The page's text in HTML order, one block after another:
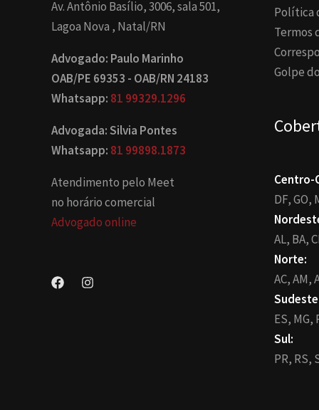
Av. Antônio Basílio, 3006, sala 501,
Lagoa Nova , Natal/RN
Advogado: Paulo Marinho
OAB/PE 69353 - OAB/RN 24183
Whatsapp: 81 99329.1296
Advogada: Silvia Pontes
Whatsapp: 81 99898.1873
Atendimento pelo Meet
no horário comercial
Advogado online
Política
Termos
Golpe
Centro-
DF,GO,
AL, BA,
Norte:
AC,AM,
ES, MG,
Sul:
PR, RS,